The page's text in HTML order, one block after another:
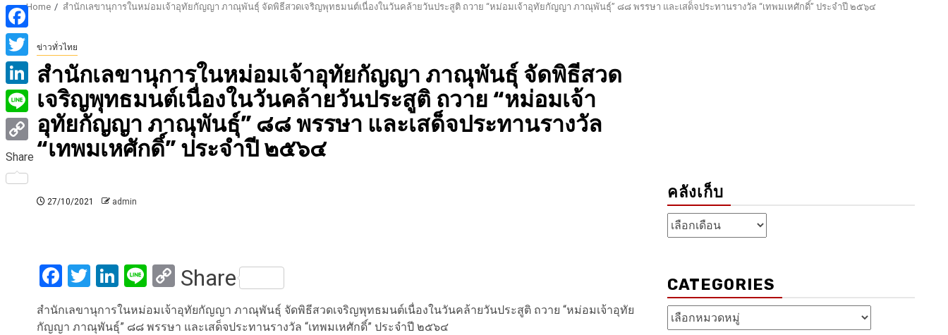
Home สำนักเลขานุการในหม่อมเจ้าอุทัยกัญญา ภาณุพันธุ์ จัดพิธีสวดเจริญพุทธมนต์เนื่องในวันคล้ายวันประสูติ ถวาย “หม่อมเจ้าอุทัยกัญญา ภาณุพันธุ์” ๘๘ พรรษา และเสด็จประทานรางวัล “เทพมเหศักดิ์” ประจำปี ๒๕๖๔
ข่าวทั่วไทย
สำนักเลขานุการในหม่อมเจ้าอุทัยกัญญา ภาณุพันธุ์ จัดพิธีสวด
เจริญพุทธมนต์เนื่องในวันคล้ายวันประสูติ ถวาย “หม่อมเจ้า
อุทัยกัญญา ภาณุพันธุ์” ๘๘ พรรษา และเสด็จประทานรางวัล
“เทพมเหศักดิ์” ประจำปี ๒๕๖๔
27/10/2021 admin
Facebook
Twitter
LinkedIn
LineCopy
Link
Share
สำนักเลขานุการในหม่อมเจ้าอุทัยกัญญา ภาณุพันธุ์ จัดพิธีสวดเจริญพุทธมนต์เนื่องในวันคล้ายวันประสูติ ถวาย “หม่อมเจ้าอุทัย
กัญญา ภาณุพันธุ์” ๘๘ พรรษา และเสด็จประทานรางวัล “เทพมเหศักดิ์” ประจำปี ๒๕๖๔
คลังเก็บ
คลัง
เก็บ
CATEGORIES
Categories
Facebook
Twitter
LinkedIn
Line
Copy
Link
Share